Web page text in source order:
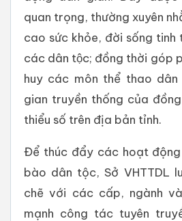
quan trọng, thường xuyên
cao sức khỏe, đời sống tinh
các dân tộc; đồng thời góp
huy các môn thể thao
gian truyền thống của
thiểu số trên địa bản tỉnh.
Để thúc đẩy các hoạt
bào dân tộc, Sở VHTTDL
chẽ với các cấp, ngành
mạnh công tác tuyên